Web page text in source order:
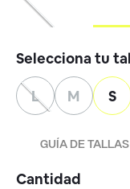
L M S
GUÍA DE TALLAS
Cantidad